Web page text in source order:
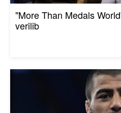
"More Than Medals
verilib